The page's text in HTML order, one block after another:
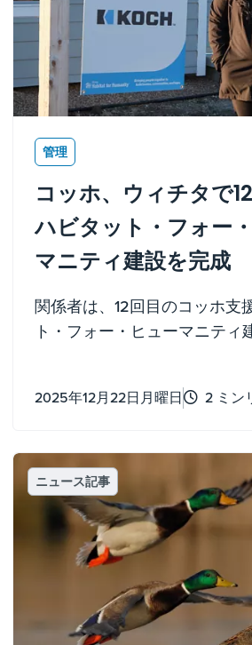
管理
コッホ、ウィチタで
ハビタット・フォー
マニティ建設を完成
関係者は、12回目のコッホ支
ト・フォー・ヒューマニティ
2025年12月22日月曜日 2 ミン
ニュース記事